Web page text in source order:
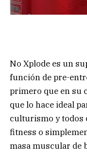
No Xplode es un
función de pre-
primero que en su
que lo hace ideal
culturismo y todos
fitness o
masa muscular de